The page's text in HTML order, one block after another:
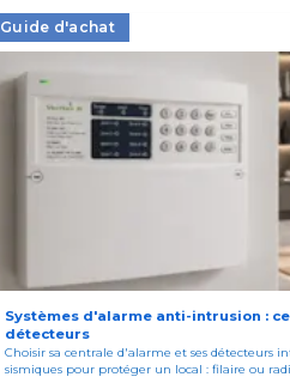
Guide d'achat
Systèmes d'alarme anti-intrusion :
détecteurs
Choisir sa centrale d'alarme et ses détecteurs
sismiques pour protéger un local : filaire ou